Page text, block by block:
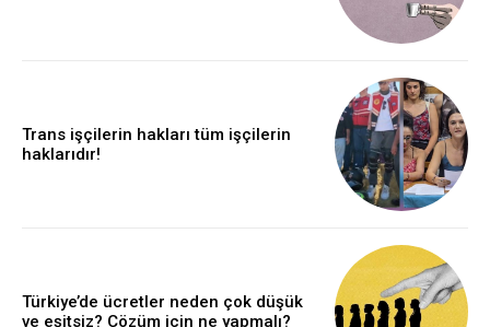
Trans işçilerin hakları tüm işçilerin
haklarıdır!
Türkiye’de ücretler neden çok düşük
ve eşitsiz? Çözüm için ne yapmalı?